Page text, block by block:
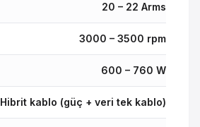
20 – 22 Arms
3000 – 3500 rpm
600 – 760 W
Hibrit kablo (güç + veri tek kablo)